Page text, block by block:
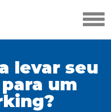
levar seu
um